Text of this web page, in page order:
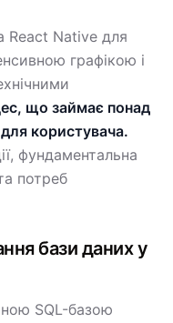
React Native для
графікою і
що займає понад
користувача.
фундаментальна
потреб
бази даних у
SQL-базою